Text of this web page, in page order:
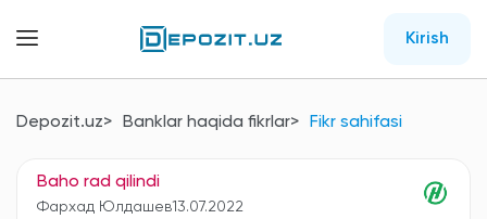
Kirish
Depozit.uz Banklar haqida fikrlar Fikr sahifasi
Baho rad qilindi
Фархад Юлдашев13.07.2022